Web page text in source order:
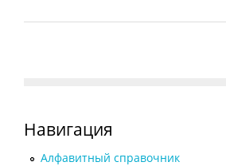
Навигация
Алфавитный справочник